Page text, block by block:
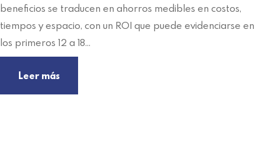
beneficios se traducen en ahorros medibles en costos,
tiempos y espacio, con un ROI que puede evidenciarse en
los primeros 12 a 18…
Leer más